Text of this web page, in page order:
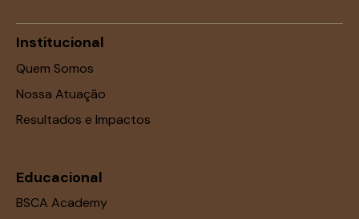
Institucional
Quem Somos
Nossa Atuação
Resultados e Impactos
Educacional
BSCA Academy